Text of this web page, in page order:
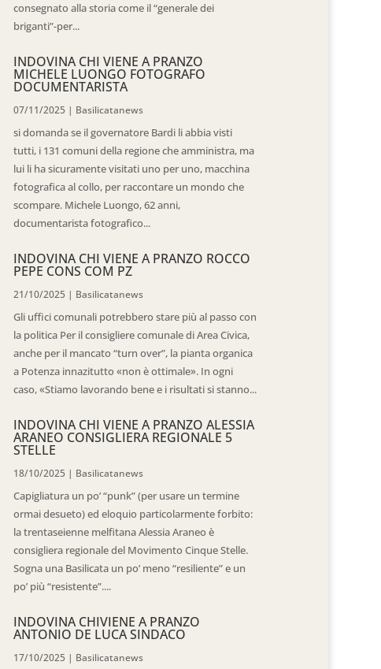
consegnato alla storia come il “generale dei
briganti”-per...
INDOVINA CHI VIENE A PRANZO
MICHELE LUONGO FOTOGRAFO
DOCUMENTARISTA
07/11/2025 | Basilicatanews
si domanda se il governatore Bardi li abbia visti
tutti, i 131 comuni della regione che amministra, ma
lui li ha sicuramente visitati uno per uno, macchina
fotografica al collo, per raccontare un mondo che
scompare. Michele Luongo, 62 anni,
documentarista fotografico...
INDOVINA CHI VIENE A PRANZO ROCCO
PEPE CONS COM PZ
21/10/2025 | Basilicatanews
Gli uffici comunali potrebbero stare più al passo con
la politica Per il consigliere comunale di Area Civica,
anche per il mancato “turn over”, la pianta organica
a Potenza innazitutto «non è ottimale». In ogni
caso, «Stiamo lavorando bene e i risultati si stanno...
INDOVINA CHI VIENE A PRANZO ALESSIA
ARANEO CONSIGLIERA REGIONALE 5
STELLE
18/10/2025 | Basilicatanews
Capigliatura un po’ “punk” (per usare un termine
ormai desueto) ed eloquio particolarmente forbito:
la trentaseienne melfitana Alessia Araneo è
consigliera regionale del Movimento Cinque Stelle.
Sogna una Basilicata un po’ meno “resiliente” e un
po’ più “resistente”....
INDOVINA CHIVIENE A PRANZO
ANTONIO DE LUCA SINDACO
17/10/2025 | Basilicatanews